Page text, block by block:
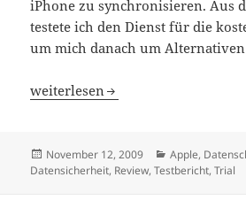
iPhone zu synchronisieren. Aus
testete ich den Dienst für die
um mich danach um
Macs synchrone – eine
weiterlesen
Veröffentlicht
am
November 12, 2009 Kategorien
Apple,
Datensicherheit, Review,Testbericht,Trial